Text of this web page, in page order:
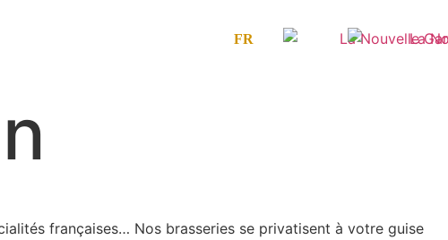
FR
françaises… Nos brasseries se privatisent à votre guise